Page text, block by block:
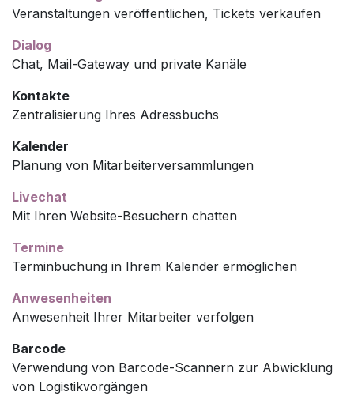
Veranstaltungen veröffentlichen, Tickets verkaufen
Dialog
Chat, Mail-Gateway und private Kanäle
Kontakte
Zentralisierung Ihres Adressbuchs
Kalender
Planung von Mitarbeiterversammlungen
Livechat
Mit Ihren Website-Besuchern chatten
Termine
Terminbuchung in Ihrem Kalender ermöglichen
Anwesenheiten
Anwesenheit Ihrer Mitarbeiter verfolgen
Barcode
Verwendung von Barcode-Scannern zur Abwicklung
von Logistikvorgängen